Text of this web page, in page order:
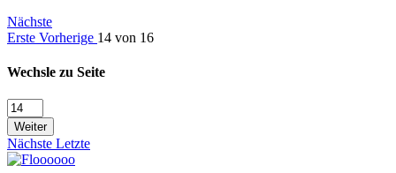
Nächste
Erste Vorherige 14 von 16
Wechsle zu Seite
Weiter
Nächste Letzte